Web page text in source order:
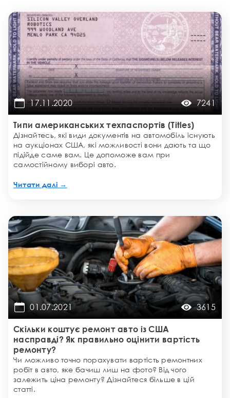
17.11.2020 7241
Типи американських техпаспортів (Titles)
Дізнайтесь, які види документів на автомобіль існують
на аукціонах США, які можливості вони дають та що
підійде саме вам. Це допоможе вам при
самостійному виборі авто.
Читати далі →
01.07.2021 3615
Скільки коштує ремонт авто із США
насправді? Як правильно оцінити вартість
ремонту?
Чи можливо точно порахувати вартість ремонтних
робіт в авто, яке бачиш лиш на фото? Від чого
залежить ціна ремонту? Дізнайтеся більше в цій
статті.